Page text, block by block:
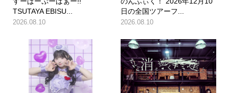
TSUTAYA EBISU...
2026.08.10
日の全国ツアーフ...
2026.08.10